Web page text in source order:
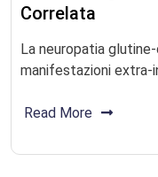
Correlata
La neuropatia
manifestazioni
Read More